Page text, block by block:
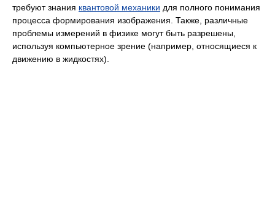
требуют знания квантовой механики для полного понимания
процесса формирования изображения. Также, различные
проблемы измерений в физике могут быть разрешены,
используя компьютерное зрение (например, относящиеся к
движению в жидкостях).